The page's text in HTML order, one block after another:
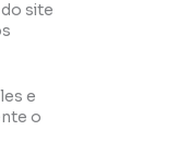
site
e
o